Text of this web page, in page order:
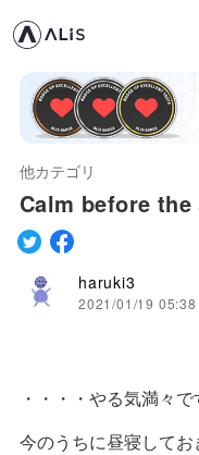
他カテゴリ
Calm before
haruki3
2021/01/19 05:38
・・・・やる気満々で
今のうちに昼寝して